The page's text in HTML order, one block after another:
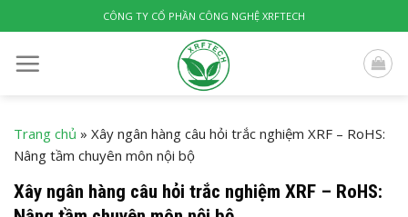
to
content
CÔNG TY CỔ PHẦN CÔNG NGHỆ XRFTECH
Trang chủ » Xây ngân hàng câu hỏi trắc nghiệm XRF – RoHS:
Nâng tầm chuyên môn nội bộ
Xây ngân hàng câu hỏi trắc nghiệm XRF – RoHS: